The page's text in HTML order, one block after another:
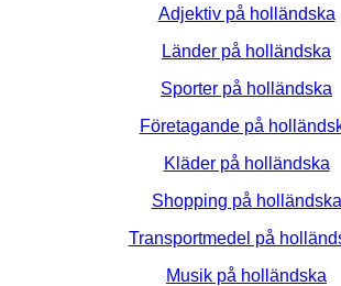
Adjektiv på holländska
Länder på holländska
Sporter på holländska
Företagande på
Kläder på holländska
Shopping på holländska
Transportmedel på
Musik på holländska